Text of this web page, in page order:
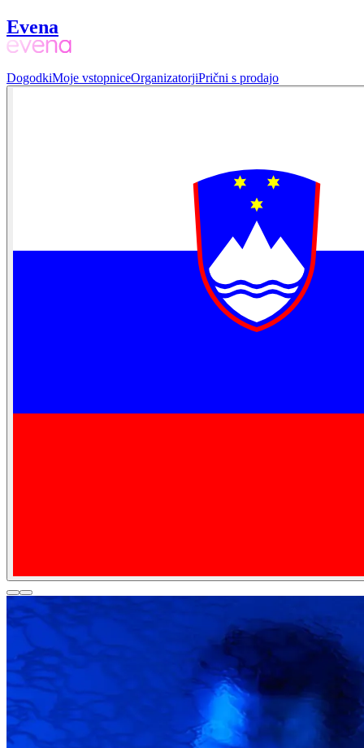
Evena
DogodkiMoje vstopniceOrganizatorjiPrični s prodajo